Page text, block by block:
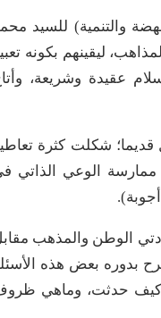
والتنمية) للسيد
ليقينهم بكونه
عقيدة وشريعة،
قديما؛ شكلت كثرة
الوعي الذاتي
الوطن والمذهب
بدوره بعض هذه
كيف حدثت، وماهي